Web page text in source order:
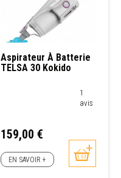
Aspirateur À Batterie
TELSA 30 Kokido
1
avis
Prix
159,00 €
EN SAVOIR +